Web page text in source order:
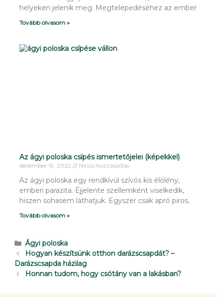
helyeken jelenik meg. Megtelepedéséhez az ember
Tovább olvasom »
Az ágyi poloska csípés ismertetőjelei (képekkel)
december 19, 2022 Nincs hozzászólás
Az ágyi poloska egy rendkívül szívós kis élőlény,
emberi parazita. Éjjelente szellemként viselkedik,
hiszen sohasem láthatjuk. Egyszer csak apró piros,
Tovább olvasom »
Ágyi poloska
Hogyan készítsünk otthon darázscsapdát? –
Darázscsapda házilag
Honnan tudom, hogy csótány van a lakásban?